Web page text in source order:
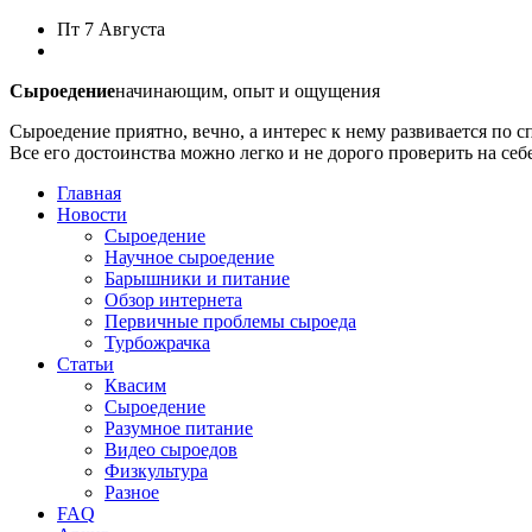
Пт 7 Августа
Сыроедениеначинающим, опыт и ощущения
Сыроедение приятно, вечно, а интерес к нему развивается по
Все его достоинства можно легко и не дорого проверить на
Главная
Новости
Сыроедение
Научное сыроедение
Барышники и питание
Обзор интернета
Первичные проблемы сыроеда
Турбожрачка
Статьи
Квасим
Сыроедение
Разумное питание
Видео сыроедов
Физкультура
Разное
FAQ